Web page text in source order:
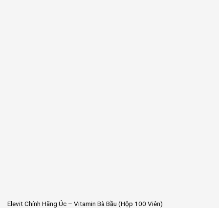
Elevit Chính Hãng Úc – Vitamin Bà Bầu (Hộp 100 Viên)